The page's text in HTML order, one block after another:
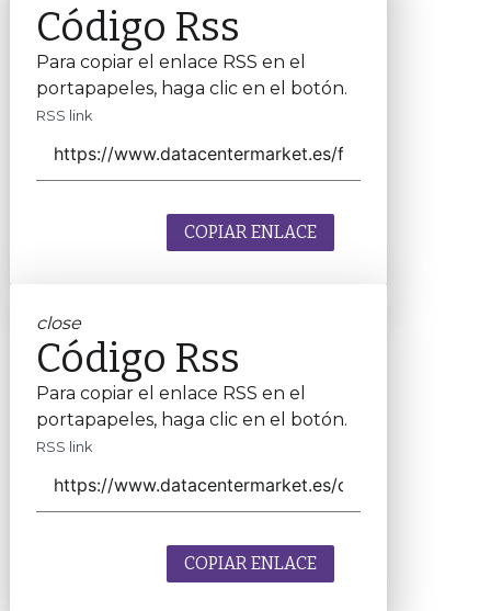
Código Rss
Para copiar el enlace RSS en el
portapapeles, haga clic en el botón.
RSS link
COPIAR ENLACE
close
Código Rss
Para copiar el enlace RSS en el
portapapeles, haga clic en el botón.
RSS link
COPIAR ENLACE